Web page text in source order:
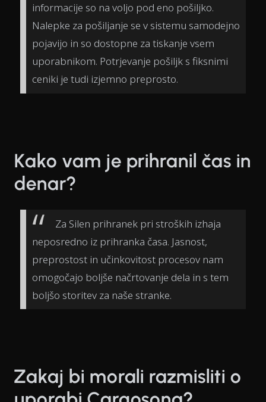
informacije so na voljo pod eno pošiljko.
Nalepke za pošiljanje se v sistemu samodejno
pojavijo in so dostopne za tiskanje vsem
uporabnikom. Potrjevanje pošiljk s fiksnimi
ceniki je tudi izjemno preprosto.
Kako vam je prihranil čas in
denar?
Za Silen prihranek pri stroških izhaja
neposredno iz prihranka časa. Jasnost,
preprostost in učinkovitost procesov nam
omogočajo boljše načrtovanje dela in s tem
boljšo storitev za naše stranke.
Zakaj bi morali razmisliti o